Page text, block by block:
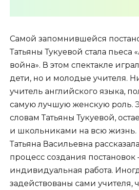
Самой запомнившейся
Татьяны Тукуевой стала пьеса
война». В этом спектакле
дети, но и молодые учителя.
учитель английского языка,
самую лучшую женскую роль.
словам Татьяны Тукуевой,
и школьниками на всю жизнь.
Татьяна Васильевна
процесс создания постановок
индивидуальная работа.
задействованы сами учителя,